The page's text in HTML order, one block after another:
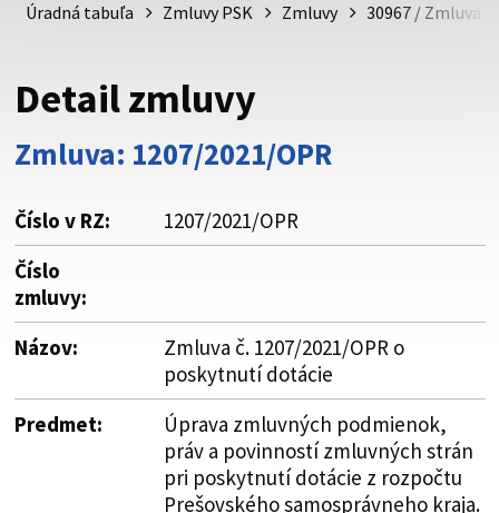
Buďte pozorní a vždy sa uistite, že zdieľate informácie iba
cez zabezpečenú webovú stránku. Zabezpečená stránka
vždy začína https:// pred názvom domény webového sídla.
Úradná tabuľa Zmluvy PSK Zmluvy 30967 / Zmluva
Detail zmluvy
Zmluva: 1207/2021/OPR
Číslo v RZ:
1207/2021/OPR
Číslo
zmluvy:
Názov:
Zmluva č. 1207/2021/OPR o
poskytnutí dotácie
Predmet:
Úprava zmluvných podmienok,
práv a povinností zmluvných strán
pri poskytnutí dotácie z rozpočtu
Prešovského samosprávneho kraja.